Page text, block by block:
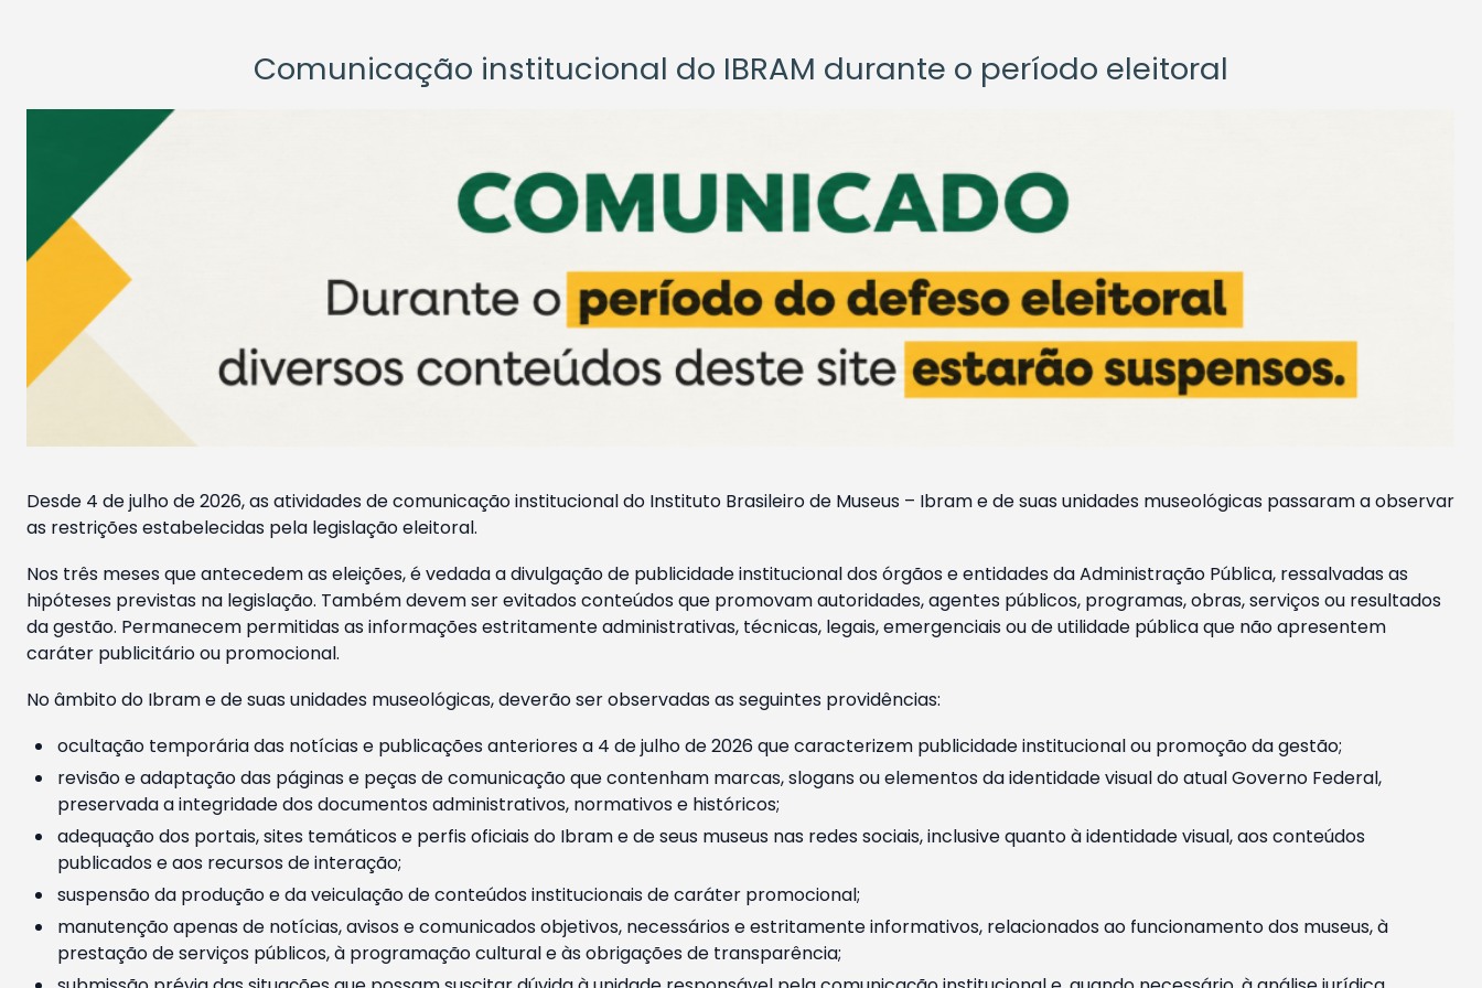
Comunicação institucional do IBRAM durante o período eleitoral
Desde 4 de julho de 2026, as atividades de comunicação institucional do Instituto Brasileiro de Museus – Ibram e de suas unidades museológicas passaram a observar
as restrições estabelecidas pela legislação eleitoral.
Nos três meses que antecedem as eleições, é vedada a divulgação de publicidade institucional dos órgãos e entidades da Administração Pública, ressalvadas as
hipóteses previstas na legislação. Também devem ser evitados conteúdos que promovam autoridades, agentes públicos, programas, obras, serviços ou resultados
da gestão. Permanecem permitidas as informações estritamente administrativas, técnicas, legais, emergenciais ou de utilidade pública que não apresentem
caráter publicitário ou promocional.
No âmbito do Ibram e de suas unidades museológicas, deverão ser observadas as seguintes providências:
ocultação temporária das notícias e publicações anteriores a 4 de julho de 2026 que caracterizem publicidade institucional ou promoção da gestão;
revisão e adaptação das páginas e peças de comunicação que contenham marcas, slogans ou elementos da identidade visual do atual Governo Federal,
preservada a integridade dos documentos administrativos, normativos e históricos;
adequação dos portais, sites temáticos e perfis oficiais do Ibram e de seus museus nas redes sociais, inclusive quanto à identidade visual, aos conteúdos
publicados e aos recursos de interação;
suspensão da produção e da veiculação de conteúdos institucionais de caráter promocional;
manutenção apenas de notícias, avisos e comunicados objetivos, necessários e estritamente informativos, relacionados ao funcionamento dos museus, à
prestação de serviços públicos, à programação cultural e às obrigações de transparência;